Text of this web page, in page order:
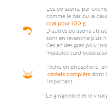
Les poissons, par
comme le bar ou la
kcal pour 100 g
D’autres poissons
sont en revanche plus
Ces acides gras poly
maladies
Riche en phosphore,
céréale complète dont
important.
Le gingembre et le